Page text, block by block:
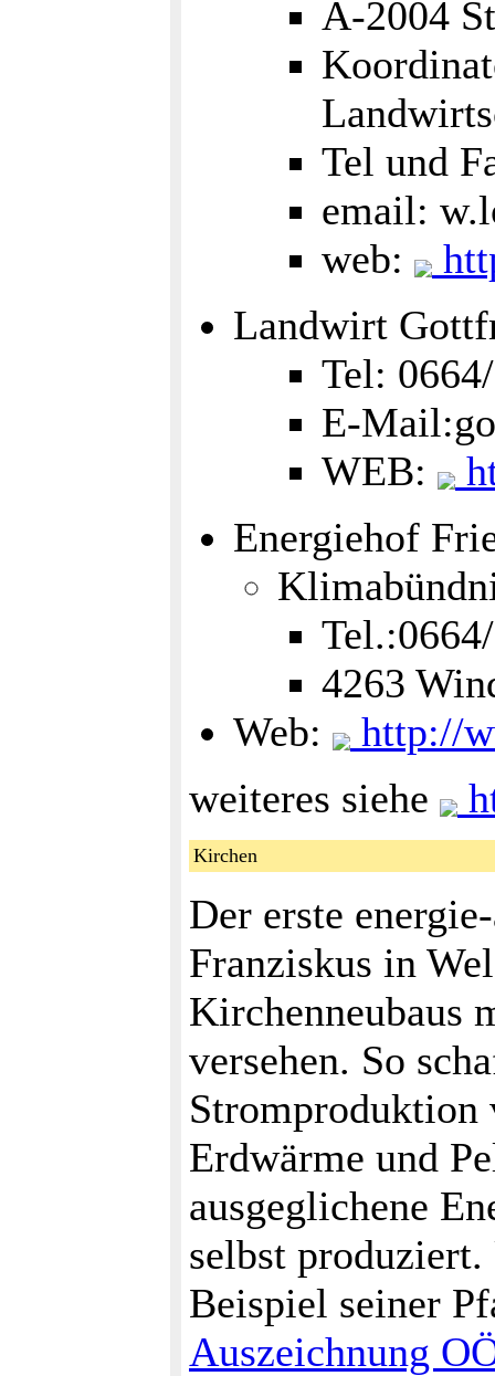
A-2004
Tel und
email:
web:
Landwirt
Tel:
E-
WEB:
Energiehof
4263
Web:
http://
weiteres siehe
Kirchen
Der erste
Franziskus in
Kirchenneubaus
versehen. So
Erdwärme und
ausgeglichene
selbst
Beispiel seiner
Auszeichnung